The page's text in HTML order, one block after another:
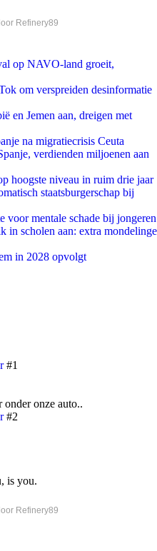
Refinery89
op NAVO-land groeit,
om verspreiden desinformatie
en Jemen aan, dreigen met
na migratiecrisis Ceuta
verdienden miljoenen aan
hoogste niveau in ruim drie jaar
staatsburgerschap bij
voor mentale schade bij jongeren
in scholen aan: extra mondelinge
in 2028 opvolgt
#1
onze auto..
#2
is you.
Refinery89